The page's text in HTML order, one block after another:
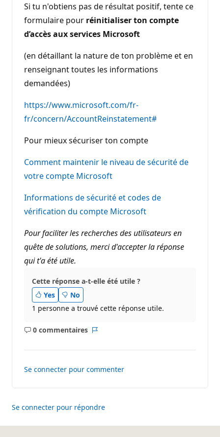
Si tu n'obtiens pas de résultat positif, tente ce
formulaire pour réinitialiser ton compte
d’accès aux services Microsoft
(en détaillant la nature de ton problème et en
renseignant toutes les informations
demandées)
https://www.microsoft.com/fr-
fr/concern/AccountReinstatement#
Pour mieux sécuriser ton compte
Comment maintenir le niveau de sécurité de
votre compte Microsoft
Informations de sécurité et codes de
vérification du compte Microsoft
Pour faciliter les recherches des utilisateurs en
quête de solutions, merci d'accepter la réponse
qui t'a été utile.
Cette réponse a-t-elle été utile ?
Yes
No
1 personne a trouvé cette réponse utile.
0 commentaires
Aucun
Se connecter pour commenter
Se connecter pour répondre